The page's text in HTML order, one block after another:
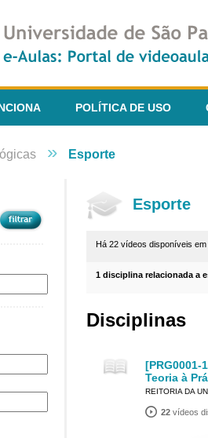
POLÍTICA DE USO
» Esporte
Esporte
Há 22 vídeos disponíveis em
1 disciplina relacionada a
Disciplinas
[PRG0001-
Teoria à
REITORIA DA
22 vídeos